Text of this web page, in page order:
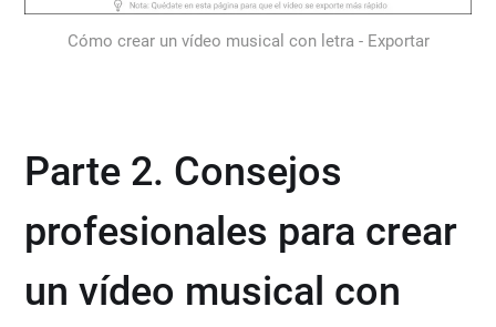
Cómo crear un vídeo musical con letra - Exportar
Parte 2. Consejos
profesionales para crear
un vídeo musical con